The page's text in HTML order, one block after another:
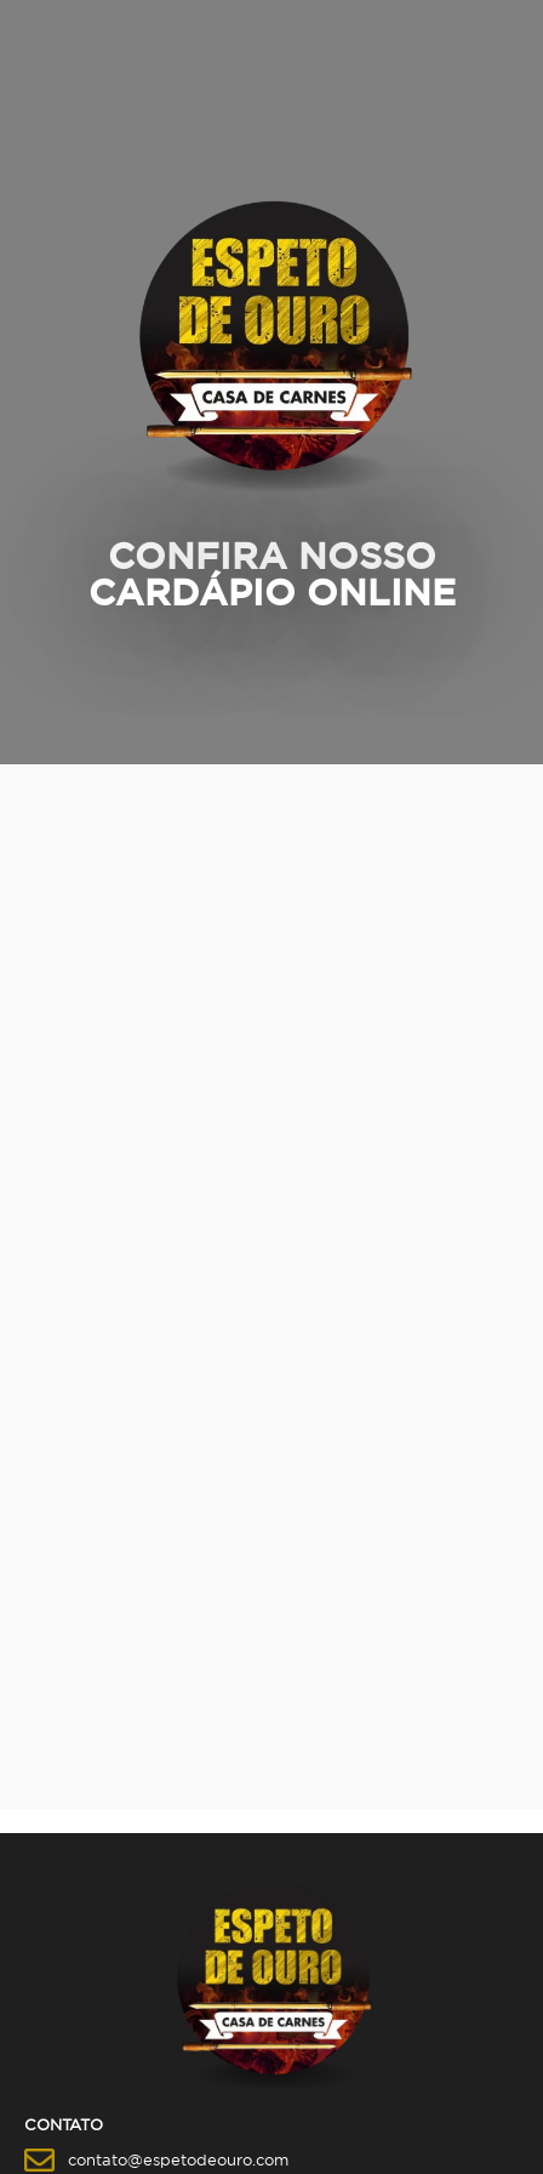
CONFIRA NOSSO
CARDÁPIO ONLINE
CONTATO
contato@espetodeouro.com